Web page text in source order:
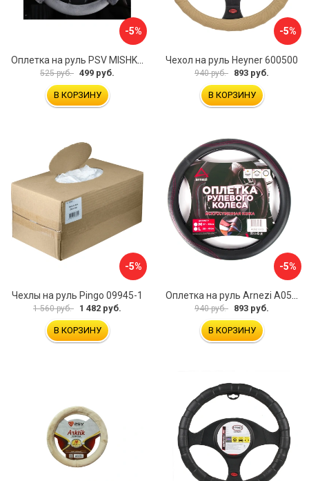
-5%
525 руб. 499 руб.
В КОРЗИНУ
-5%
Чехол на руль Heyner 600500
940 руб. 893 руб.
В КОРЗИНУ
-5%
Чехлы на руль Pingo 09945-1
1 560 руб. 1 482 руб.
В КОРЗИНУ
-5%
940 руб. 893 руб.
В КОРЗИНУ